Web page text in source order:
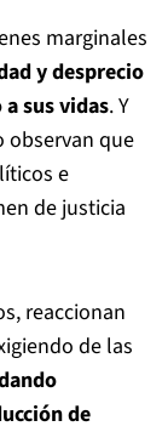
marginales
y desprecio
sus vidas. Y
observan que
e
de justicia
reaccionan
de las
de